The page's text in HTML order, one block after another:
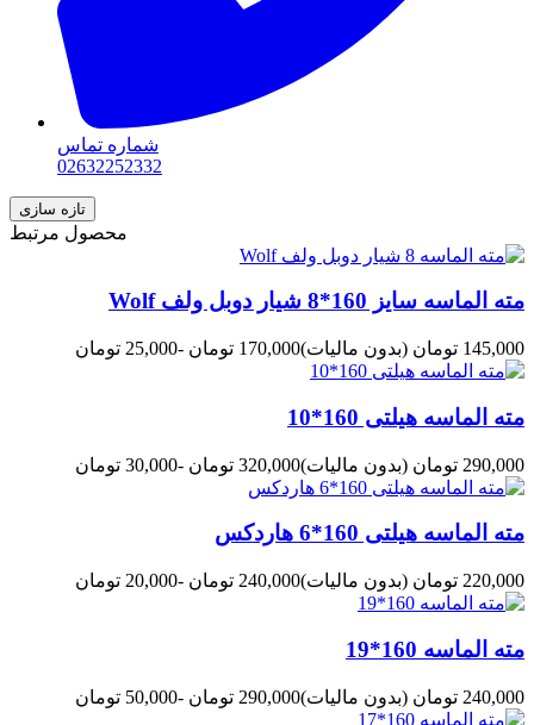
شماره تماس
02632252332
محصول مرتبط
مته الماسه سایز 160*8 شیار دوبل ولف Wolf
145,000 تومان (بدون مالیات)170,000 تومان -25,000 تومان
مته الماسه هیلتی 160*10
290,000 تومان (بدون مالیات)320,000 تومان -30,000 تومان
مته الماسه هیلتی 160*6 هاردکس
220,000 تومان (بدون مالیات)240,000 تومان -20,000 تومان
مته الماسه 160*19
240,000 تومان (بدون مالیات)290,000 تومان -50,000 تومان